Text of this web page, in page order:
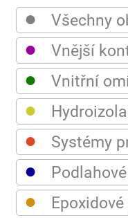
● Všechny
● Vnější
● Vnitřní
●
● Systémy
●
●